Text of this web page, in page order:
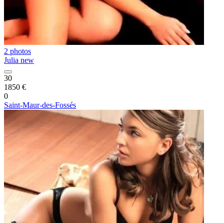
2 photos
Julia new
30
1850 €
0
Saint-Maur-des-Fossés